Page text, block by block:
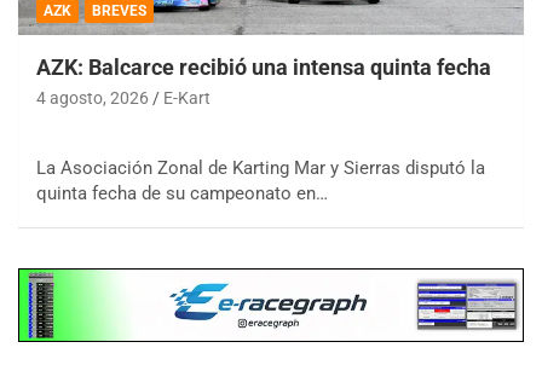
AZK BREVES
AZK: Balcarce recibió una intensa quinta fecha
4 agosto, 2026 E-Kart
La Asociación Zonal de Karting Mar y Sierras disputó la
quinta fecha de su campeonato en…